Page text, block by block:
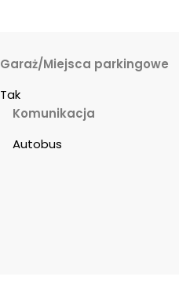
Garaż/Miejsca parkingowe
Tak
Komunikacja
Autobus